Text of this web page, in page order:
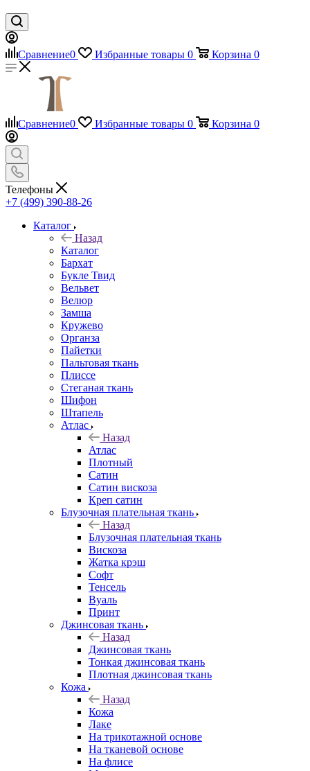
Сравнение0 Избранные товары 0 Корзина 0
Сравнение0 Избранные товары 0 Корзина 0
Телефоны
+7 (499) 390-88-26
Каталог
Назад
Каталог
Бархат
Букле Твид
Вельвет
Велюр
Замша
Кружево
Органза
Пайетки
Пальтовая ткань
Плиссе
Стеганая ткань
Шифон
Штапель
Атлас
Назад
Атлас
Плотный
Сатин
Сатин вискоза
Креп сатин
Блузочная плательная ткань
Назад
Блузочная плательная ткань
Вискоза
Жатка крэш
Софт
Тенсель
Вуаль
Принт
Джинсовая ткань
Назад
Джинсовая ткань
Тонкая джинсовая ткань
Плотная джинсовая ткань
Кожа
Назад
Кожа
Лаке
На трикотажной основе
На тканевой основе
На флисе